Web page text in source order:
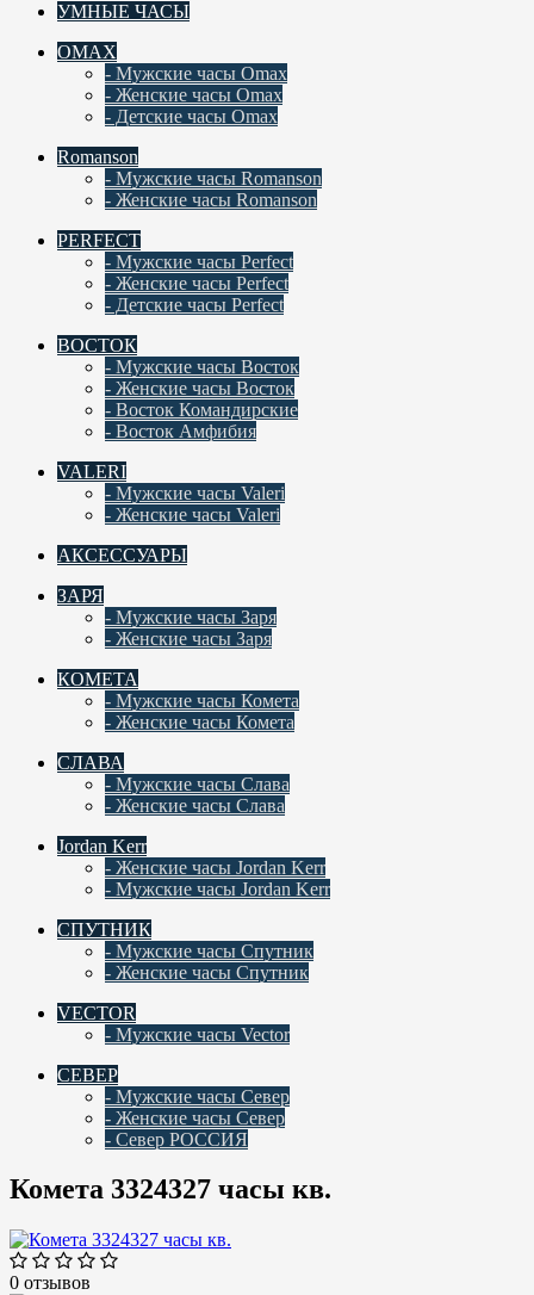
УМНЫЕ ЧАСЫ
OMAX
- Мужские часы Omax
- Женские часы Omax
- Детские часы Omax
Romanson
- Мужские часы Romanson
- Женские часы Romanson
PERFECT
- Мужские часы Perfect
- Женские часы Perfect
- Детские часы Perfect
ВОСТОК
- Мужские часы Восток
- Женские часы Восток
- Восток Командирские
- Восток Амфибия
VALERI
- Мужские часы Valeri
- Женские часы Valeri
АКСЕССУАРЫ
ЗАРЯ
- Мужские часы Заря
- Женские часы Заря
КОМЕТА
- Мужские часы Комета
- Женские часы Комета
СЛАВА
- Мужские часы Слава
- Женские часы Слава
Jordan Kerr
- Женские часы Jordan Kerr
- Мужские часы Jordan Kerr
СПУТНИК
- Мужские часы Спутник
- Женские часы Спутник
VECTOR
- Мужские часы Vector
СЕВЕР
- Мужские часы Север
- Женские часы Север
- Север РОССИЯ
Комета 3324327 часы кв.
0 отзывов